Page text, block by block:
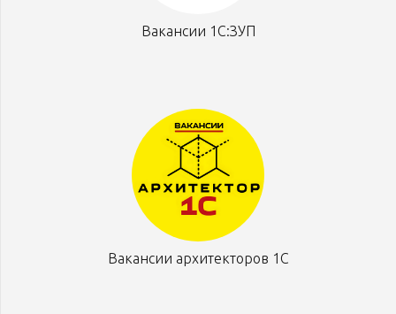
Вакансии 1С:ЗУП
Вакансии архитекторов 1С